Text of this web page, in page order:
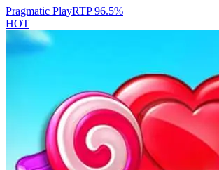
Pragmatic PlayRTP96.5%
HOT